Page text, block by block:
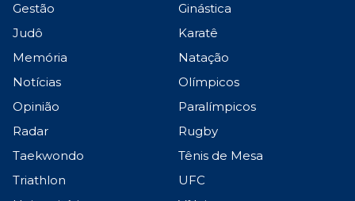
Gestão
Ginástica
Judô
Karatê
Memória
Natação
Notícias
Olímpicos
Opinião
Paralímpicos
Radar
Rugby
Taekwondo
Tênis de Mesa
Triathlon
UFC